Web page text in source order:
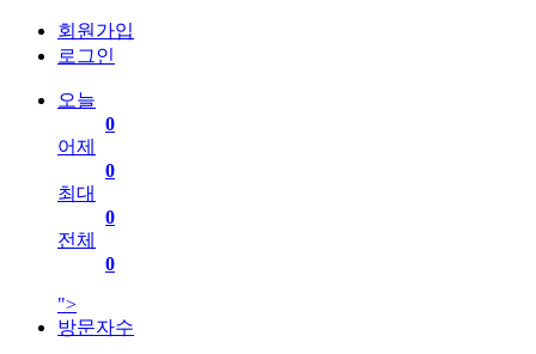
회원가입
로그인
오늘
0
어제
0
최대
0
전체
0
">
방문자수